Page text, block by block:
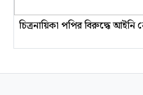
চিত্রনায়িকা পপির বিরুদ্ধে আইনি